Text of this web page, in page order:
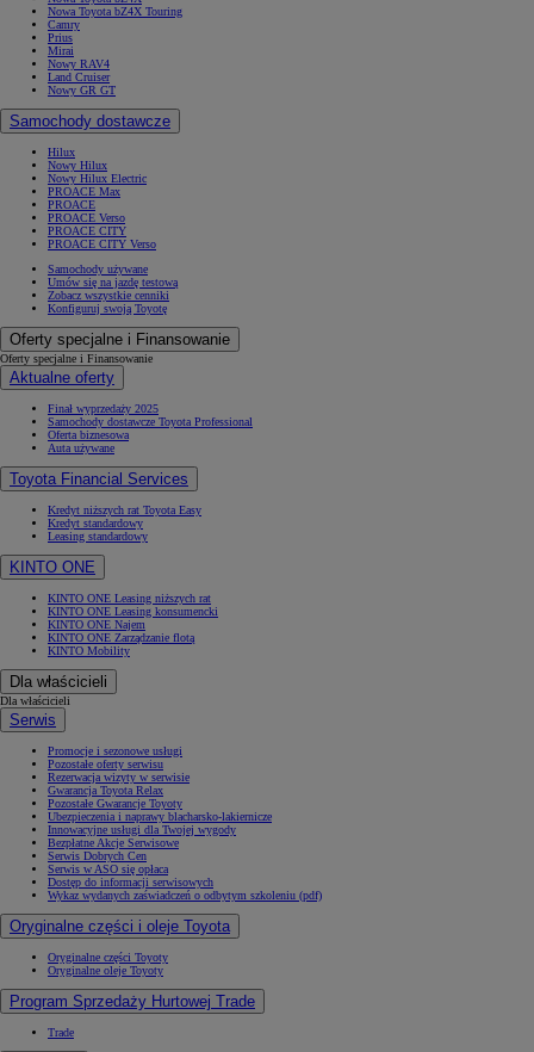
Nowa Toyota bZ4X Touring
Camry
Prius
Mirai
Nowy RAV4
Land Cruiser
Nowy GR GT
Samochody dostawcze
Hilux
Nowy Hilux
Nowy Hilux Electric
PROACE Max
PROACE
PROACE Verso
PROACE CITY
PROACE CITY Verso
Samochody używane
Umów się na jazdę testową
Zobacz wszystkie cenniki
Konfiguruj swoją Toyotę
Oferty specjalne i Finansowanie
Oferty specjalne i Finansowanie
Aktualne oferty
Finał wyprzedaży 2025
Samochody dostawcze Toyota Professional
Oferta biznesowa
Auta używane
Toyota Financial Services
Kredyt niższych rat Toyota Easy
Kredyt standardowy
Leasing standardowy
KINTO ONE
KINTO ONE Leasing niższych rat
KINTO ONE Leasing konsumencki
KINTO ONE Najem
KINTO ONE Zarządzanie flotą
KINTO Mobility
Dla właścicieli
Dla właścicieli
Serwis
Promocje i sezonowe usługi
Pozostałe oferty serwisu
Rezerwacja wizyty w serwisie
Gwarancja Toyota Relax
Pozostałe Gwarancje Toyoty
Ubezpieczenia i naprawy blacharsko-lakiernicze
Innowacyjne usługi dla Twojej wygody
Bezpłatne Akcje Serwisowe
Serwis Dobrych Cen
Serwis w ASO się opłaca
Dostęp do informacji serwisowych
Wykaz wydanych zaświadczeń o odbytym szkoleniu (pdf)
Oryginalne części i oleje Toyota
Oryginalne części Toyoty
Oryginalne oleje Toyoty
Program Sprzedaży Hurtowej Trade
Trade